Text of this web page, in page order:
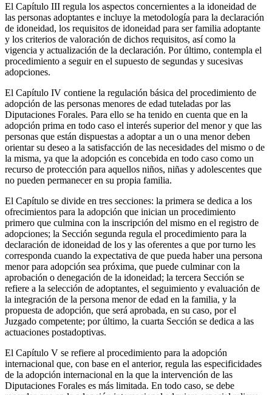
El Capítulo III regula los aspectos concernientes a la idoneidad de
las personas adoptantes e incluye la metodología para la declaración
de idoneidad, los requisitos de idoneidad para ser familia adoptante
y los criterios de valoración de dichos requisitos, así como la
vigencia y actualización de la declaración. Por último, contempla el
procedimiento a seguir en el supuesto de segundas y sucesivas
adopciones.
El Capítulo IV contiene la regulación básica del procedimiento de
adopción de las personas menores de edad tuteladas por las
Diputaciones Forales. Para ello se ha tenido en cuenta que en la
adopción prima en todo caso el interés superior del menor y que las
personas que están dispuestas a adoptar a un o una menor deben
orientar su deseo a la satisfacción de las necesidades del mismo o de
la misma, ya que la adopción es concebida en todo caso como un
recurso de protección para aquellos niños, niñas y adolescentes que
no pueden permanecer en su propia familia.
El Capítulo se divide en tres secciones: la primera se dedica a los
ofrecimientos para la adopción que inician un procedimiento
primero que culmina con la inscripción del mismo en el registro de
adopciones; la Sección segunda regula el procedimiento para la
declaración de idoneidad de los y las oferentes a que por turno les
corresponda cuando la expectativa de que pueda haber una persona
menor para adopción sea próxima, que puede culminar con la
aprobación o denegación de la idoneidad; la tercera Sección se
refiere a la selección de adoptantes, el seguimiento y evaluación de
la integración de la persona menor de edad en la familia, y la
propuesta de adopción, que será aprobada, en su caso, por el
Juzgado competente; por último, la cuarta Sección se dedica a las
actuaciones postadoptivas.
El Capítulo V se refiere al procedimiento para la adopción
internacional que, con base en el anterior, regula las especificidades
de la adopción internacional en la que la intervención de las
Diputaciones Forales es más limitada. En todo caso, se debe